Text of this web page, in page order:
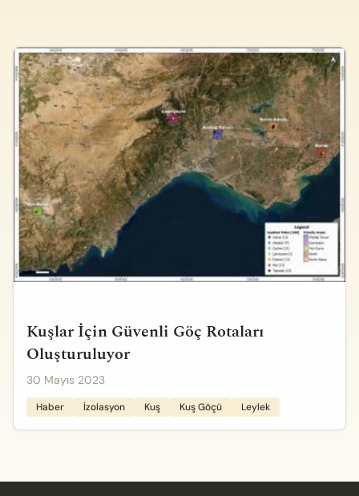
Kuşlar İçin Güvenli Göç Rotaları
Oluşturuluyor
30 Mayıs 2023
Haber İzolasyon Kuş Kuş Göçü Leylek